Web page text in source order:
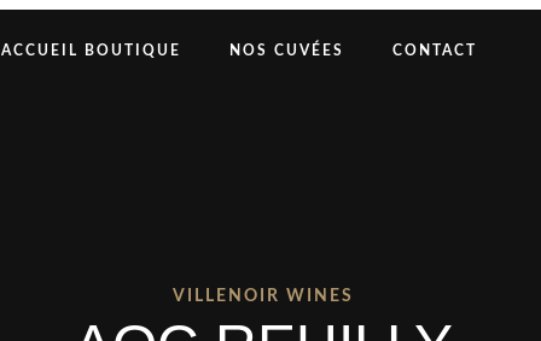
ACCUEIL BOUTIQUE NOS CUVÉES CONTACT
VILLENOIR WINES